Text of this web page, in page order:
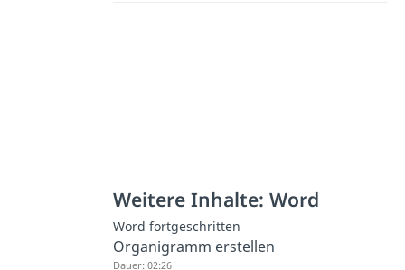
Weitere Inhalte: Word
Word fortgeschritten
Organigramm erstellen
Dauer: 02:26